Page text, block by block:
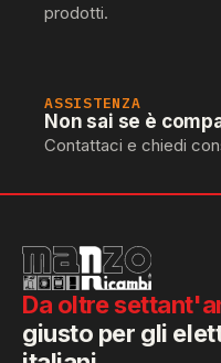
prodotti.
ASSISTENZA
Non sai se è
Contattaci e chiedi
Da oltre
giusto per gli